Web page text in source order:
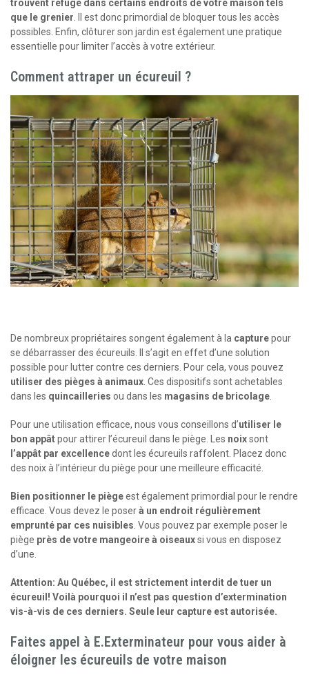
trouvent refuge dans certains endroits de votre maison tels
que le grenier . Il est donc primordial de bloquer tous les accès
possibles. Enfin, clôturer son jardin est également une pratique
essentielle pour limiter l’accès à votre extérieur.
Comment attraper un écureuil ?
De nombreux propriétaires songent également à la capturepour
se débarrasser des écureuils. Il s’agit en effet d’une solution
possible pour lutter contre ces derniers. Pour cela, vous pouvez
utiliser des pièges à animaux . Ces dispositifs sont achetables
dans les quincailleries ou dans les magasins de bricolage
Pour une utilisation efficace, nous vous conseillons d’utiliser le
bon appâtpour attirer l’écureuil dans le piège. Les noixsont
l’appât par excellencedont les écureuils raffolent. Placez donc
des noix à l’intérieur du piège pour une meilleure efficacité.
Bien positionner le piègeest également primordial pour le rendre
efficace. Vous devez le poserà un endroit régulièrement
emprunté par ces nuisibles . Vous pouvez par exemple poser le
piège près de votre mangeoire à oiseauxsi vous en disposez
d’une.
Attention: Au Québec, il est strictement interdit de tuer un
écureuil! Voilà pourquoi il n’est pas question d’extermination
vis-à-vis de ces derniers. Seule leur capture est autorisée.
Faites appel à E.Exterminateur pour vous aider à
éloigner les écureuils de votre maison